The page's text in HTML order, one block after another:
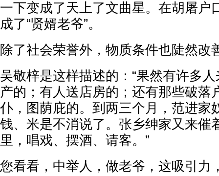
一下变成了天上了文曲星。在胡屠户
成了“贤婿老爷”。
除了社会荣誉外，物质条件也陡然改
吴敬梓是这样描述的：“果然有许多
产的；有人送店房的；还有那些破落
仆，图荫庇的。到两三个月，范进家
钱、米是不消说了。张乡绅家又来催
里，唱戏、摆酒、请客。”
您看看，中举人，做老爷，这吸引力